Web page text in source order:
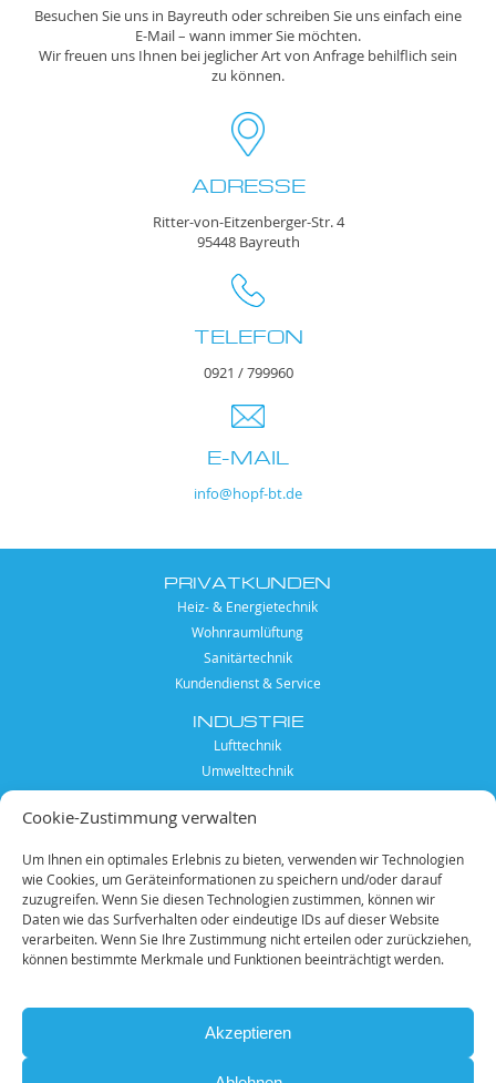
Cookie-Zustimmung verwalten
Um Ihnen ein optimales Erlebnis zu bieten, verwenden wir Technologien
wie Cookies, um Geräteinformationen zu speichern und/oder darauf
zuzugreifen. Wenn Sie diesen Technologien zustimmen, können wir
Daten wie das Surfverhalten oder eindeutige IDs auf dieser Website
verarbeiten. Wenn Sie Ihre Zustimmung nicht erteilen oder zurückziehen,
können bestimmte Merkmale und Funktionen beeinträchtigt werden.
Akzeptieren
Besuchen Sie uns in Bayreuth oder schreiben Sie uns einfach eine
E-Mail – wann immer Sie möchten.
Wir freuen uns Ihnen bei jeglicher Art von Anfrage behilflich sein
zu können.
ADRESSE
Ritter-von-Eitzenberger-Str. 4
95448 Bayreuth
TELEFON
0921 / 799960
E-MAIL
info@hopf-bt.de
PRIVATKUNDEN
Heiz- & Energietechnik
Wohnraumlüftung
Sanitärtechnik
Kundendienst & Service
INDUSTRIE
Lufttechnik
Umwelttechnik
Anlagen- und Apparatebau
Kundendienst & Service
KARRIERE
Mitarbeiter
offene Stellen
SONSTIGES